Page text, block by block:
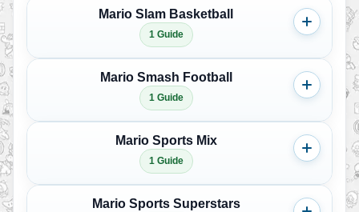
Mario Slam Basketball
1 Guide
Mario Smash Football
1 Guide
Mario Sports Mix
1 Guide
Mario Sports Superstars